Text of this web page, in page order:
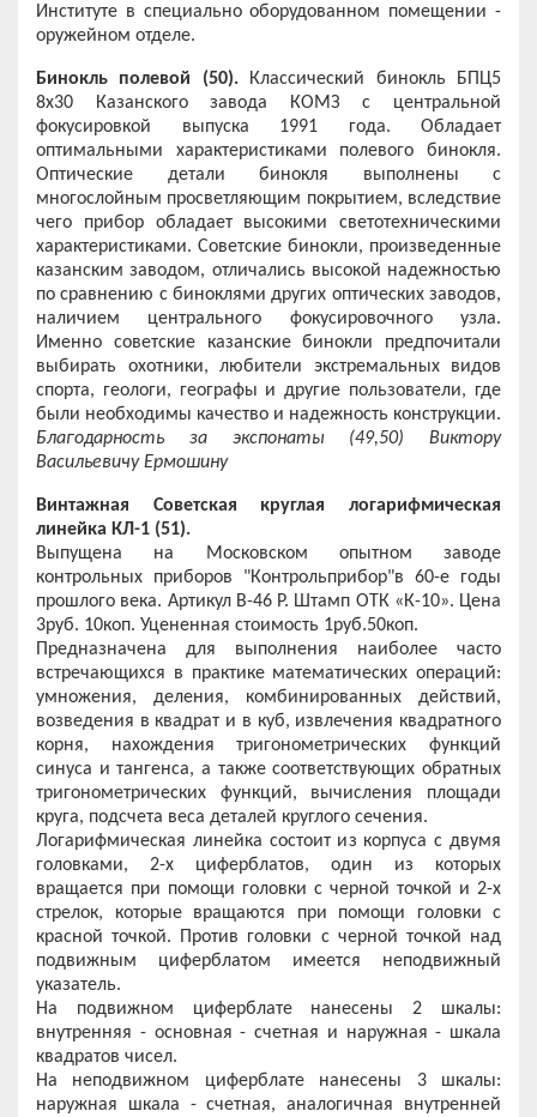
Институте в специально оборудованном помещении -
оружейном отделе.
Бинокль полевой (50). Классический бинокль БПЦ5
8х30 Казанского завода КОМЗ с центральной
фокусировкой выпуска 1991 года. Обладает
оптимальными характеристиками полевого бинокля.
Оптические детали бинокля выполнены с
многослойным просветляющим покрытием, вследствие
чего прибор обладает высокими светотехническими
характеристиками. Советские бинокли, произведенные
казанским заводом, отличались высокой надежностью
по сравнению с биноклями других оптических заводов,
наличием центрального фокусировочного узла.
Именно советские казанские бинокли предпочитали
выбирать охотники, любители экстремальных видов
спорта, геологи, географы и другие пользователи, где
были необходимы качество и надежность конструкции.
Благодарность за экспонаты (49,50) Виктору
Васильевичу Ермошину
Винтажная Советская круглая логарифмическая
линейка КЛ-1 (51).
Выпущена на Московском опытном заводе
контрольных приборов "Контрольприбор"в 60-е годы
прошлого века. Артикул В-46 Р. Штамп ОТК «К-10». Цена
3руб. 10коп. Уцененная стоимость 1руб.50коп.
Предназначена для выполнения наиболее часто
встречающихся в практике математических операций:
умножения, деления, комбинированных действий,
возведения в квадрат и в куб, извлечения квадратного
корня, нахождения тригонометрических функций
синуса и тангенса, а также соответствующих обратных
тригонометрических функций, вычисления площади
круга, подсчета веса деталей круглого сечения.
Логарифмическая линейка состоит из корпуса с двумя
головками, 2-х циферблатов, один из которых
вращается при помощи головки с черной точкой и 2-х
стрелок, которые вращаются при помощи головки с
красной точкой. Против головки с черной точкой над
подвижным циферблатом имеется неподвижный
указатель.
На подвижном циферблате нанесены 2 шкалы:
внутренняя - основная - счетная и наружная - шкала
квадратов чисел.
На неподвижном циферблате нанесены 3 шкалы:
наружная шкала - счетная, аналогичная внутренней